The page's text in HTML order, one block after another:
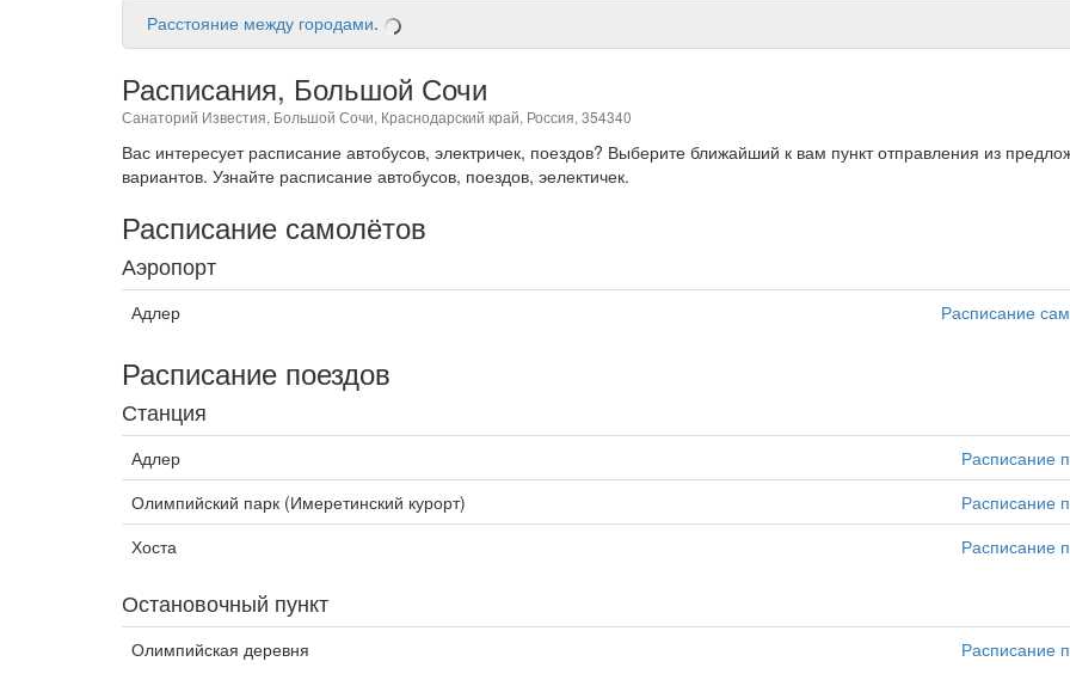
Расстояние между городами.
Расписания, Большой Сочи
Санаторий Известия, Большой Сочи, Краснодарский край, Россия, 354340
Вас интересует расписание автобусов, электричек, поездов? Выберите ближайший к вам пункт отправления из
вариантов. Узнайте расписание автобусов, поездов, эелектичек.
Расписание самолётов
Аэропорт
Адлер Расписание
Расписание поездов
Станция
Адлер
Расписание
Олимпийский парк (Имеретинский курорт)
Расписание
Хоста
Расписание
Остановочный пункт
Олимпийская деревня Расписание